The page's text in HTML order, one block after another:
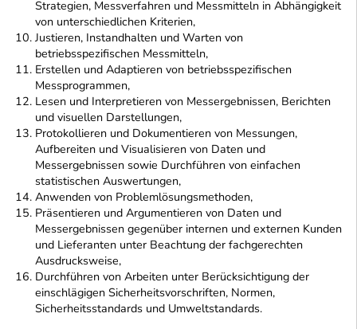
Strategien, Messverfahren und Messmitteln in Abhängigkeit
von unterschiedlichen Kriterien,
Justieren, Instandhalten und Warten von
betriebsspezifischen Messmitteln,
Erstellen und Adaptieren von betriebsspezifischen
Messprogrammen,
Lesen und Interpretieren von Messergebnissen, Berichten
und visuellen Darstellungen,
Protokollieren und Dokumentieren von Messungen,
Aufbereiten und Visualisieren von Daten und
Messergebnissen sowie Durchführen von einfachen
statistischen Auswertungen,
Anwenden von Problemlösungsmethoden,
Präsentieren und Argumentieren von Daten und
Messergebnissen gegenüber internen und externen Kunden
und Lieferanten unter Beachtung der fachgerechten
Ausdrucksweise,
Durchführen von Arbeiten unter Berücksichtigung der
einschlägigen Sicherheitsvorschriften, Normen,
Sicherheitsstandards und Umweltstandards.